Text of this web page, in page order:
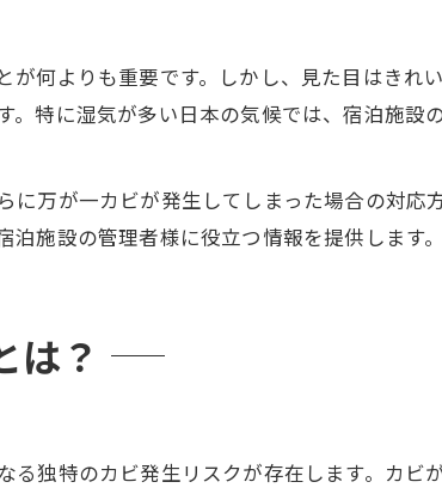
何よりも重要です。しかし、見た目はきれ
特に湿気が多い日本の気候では、宿泊施設
万が一カビが発生してしまった場合の対応
施設の管理者様に役立つ情報を提供します。
は？
独特のカビ発生リスクが存在します。カビ